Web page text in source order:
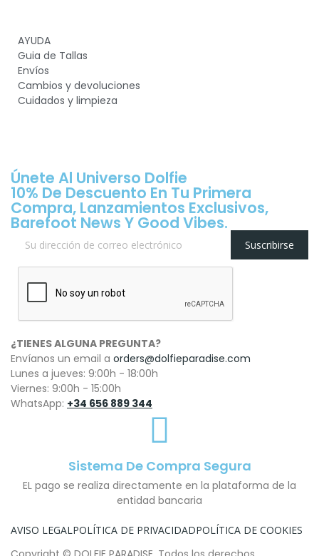
AYUDA
Guia de Tallas
Envíos
Cambios y devoluciones
Cuidados y limpieza
Únete Al Universo Dolfie
10% De Descuento En Tu Primera
Compra, Lanzamientos Exclusivos,
Barefoot News Y Good Vibes.
Suscribirse
¿TIENES ALGUNA PREGUNTA?
Envíanos un email a orders@dolfieparadise.com
Lunes a jueves: 9:00h - 18:00h
Viernes: 9:00h - 15:00h
WhatsApp: +34 656 889 344
Sistema De Compra Segura
EL pago se realiza directamente en la plataforma de la
entidad bancaria
AVISO LEGAL POLÍTICA DE PRIVACIDADPOLÍTICA DE COOKIES